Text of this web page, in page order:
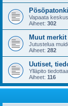
Pösöpatonki
Vapaata
Aiheet: 302
Muut merkit
Jutustelua
Aiheet: 282
Uutiset,
Ylläpito
Aiheet: 116